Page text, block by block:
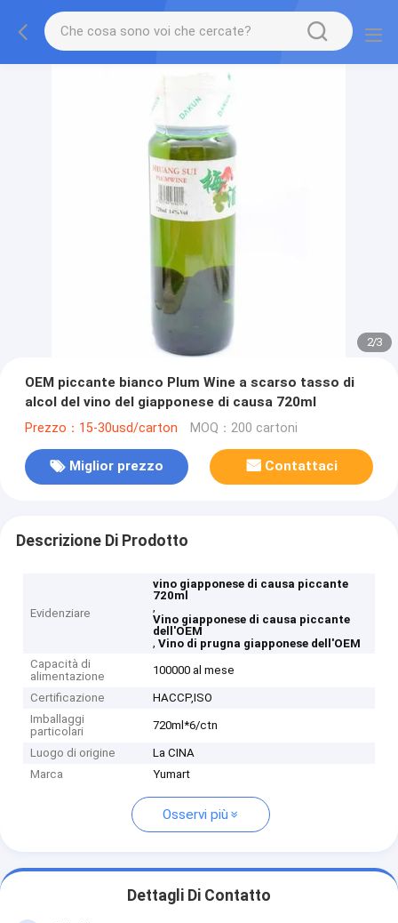
2/3
OEM piccante bianco Plum Wine a scarso tasso di
alcol del vino del giapponese di causa 720ml
Prezzo：15-30usd/carton MOQ：200 cartoni
Miglior prezzo Contattaci
Descrizione Di Prodotto
Evidenziare
vino giapponese di causa piccante
720ml
,
Vino giapponese di causa piccante
dell'OEM
,Vino di prugna giapponese dell'OEM
Capacità di
alimentazione
100000 al mese
Certificazione
HACCP,ISO
Imballaggi
particolari
720ml*6/ctn
Luogo di origine
La CINA
Marca
Yumart
Osservi più
Dettagli Di Contatto